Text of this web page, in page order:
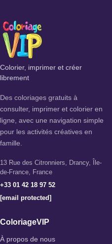
Colorier, imprimer et créer
librement
Des coloriages gratuits à
consulter, imprimer et colorier en
ligne, avec une navigation simple
pour les activités créatives en
famille.
13 Rue des Citronniers, Drancy, Île-
de-France, France
+33 01 42 18 97 52
[email protected]
ColoriageVIP
À propos de nous